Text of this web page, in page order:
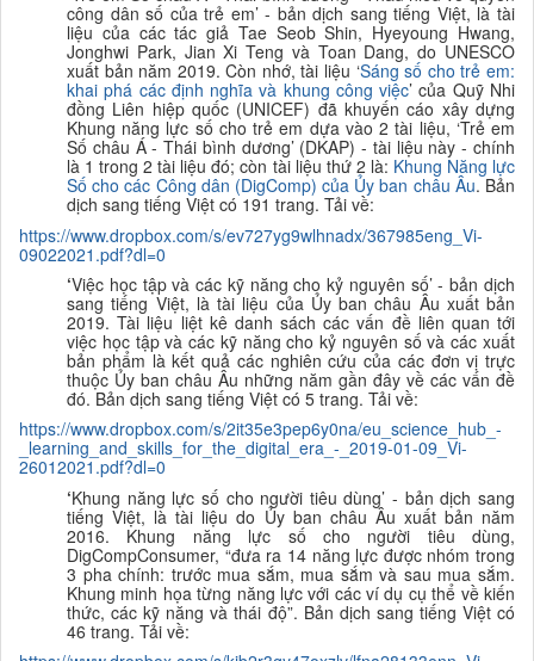
công dân số của trẻ em’ - bản dịch sang tiếng Việt, là tài
liệu của các tác giả Tae Seob Shin, Hyeyoung Hwang,
Jonghwi Park, Jian Xi Teng và Toan Dang, do UNESCO
xuất bản năm 2019. Còn nhớ, tài liệu ‘Sáng số cho trẻ em:
khai phá các định nghĩa và khung công việc’ của Quỹ Nhi
đồng Liên hiệp quốc (UNICEF) đã khuyến cáo xây dựng
Khung năng lực số cho trẻ em dựa vào 2 tài liệu, ‘Trẻ em
Số châu Á - Thái bình dương’ (DKAP) - tài liệu này - chính
là 1 trong 2 tài liệu đó; còn tài liệu thứ 2 là: Khung Năng lực
Số cho các Công dân (DigComp) của Ủy ban châu Âu. Bản
dịch sang tiếng Việt có 191 trang. Tải về:
https://www.dropbox.com/s/ev727yg9wlhnadx/367985eng_Vi-
09022021.pdf?dl=0
‘Việc học tập và các kỹ năng cho kỷ nguyên số’ - bản dịch
sang tiếng Việt, là tài liệu của Ủy ban châu Âu xuất bản
2019. Tài liệu liệt kê danh sách các vấn đề liên quan tới
việc học tập và các kỹ năng cho kỷ nguyên số và các xuất
bản phẩm là kết quả các nghiên cứu của các đơn vị trực
thuộc Ủy ban châu Âu những năm gần đây về các vấn đề
đó. Bản dịch sang tiếng Việt có 5 trang. Tải về:
https://www.dropbox.com/s/2it35e3pep6y0na/eu_science_hub_-
_learning_and_skills_for_the_digital_era_-_2019-01-09_Vi-
26012021.pdf?dl=0
‘Khung năng lực số cho người tiêu dùng’ - bản dịch sang
tiếng Việt, là tài liệu do Ủy ban châu Âu xuất bản năm
2016. Khung năng lực số cho người tiêu dùng,
DigCompConsumer, “đưa ra 14 năng lực được nhóm trong
3 pha chính: trước mua sắm, mua sắm và sau mua sắm.
Khung minh họa từng năng lực với các ví dụ cụ thể về kiến
thức, các kỹ năng và thái độ”. Bản dịch sang tiếng Việtcó
46 trang. Tải về: